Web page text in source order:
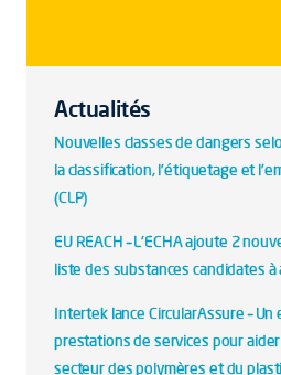
Actualités
Nouvelles classes de dangers
la classification, l'étiquetage et
(CLP)
EU REACH – L'ECHA ajoute 2
liste des substances candidates
Intertek lance CircularAssure – Un
prestations de services pour
secteur des polymères et du